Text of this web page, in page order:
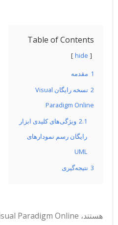
Table of Contents
hide
مقدمه
نسخه رایگان Visual
Paradigm Online
2.1 ویژگی‌های کلیدی ابزار
رایگان رسم نمودارهای
UML
نتیجه‌گیری